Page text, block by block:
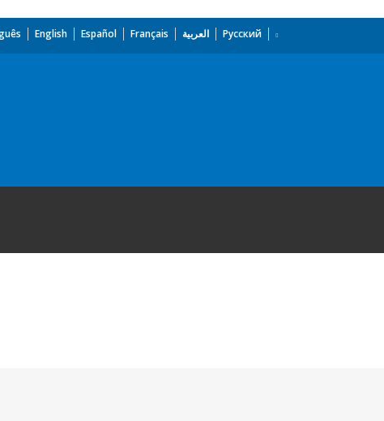
English Español Français العربية Русский